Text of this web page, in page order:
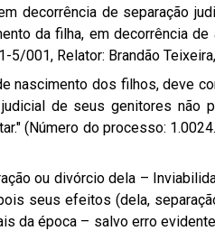
decorrência de separação
da filha, em decorrência
001, Relator: Brandão
dos filhos, deve
de seus genitores não
(Número do processo:
ou divórcio dela –
seus efeitos (dela,
época – salvo erro